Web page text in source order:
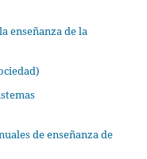
enseñanza de la
de enseñanza de